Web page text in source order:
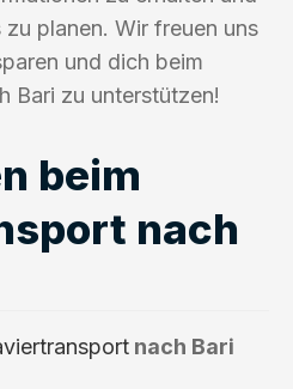
planen. Wir freuen uns
und dich beim
Bari zu unterstützen!
beim
nach
nach Bari